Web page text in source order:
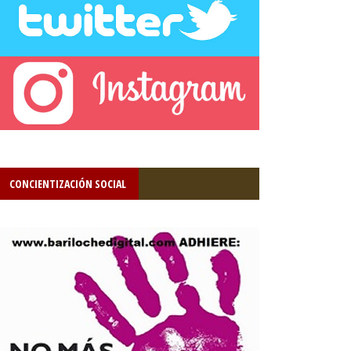
CONCIENTIZACIÓN SOCIAL